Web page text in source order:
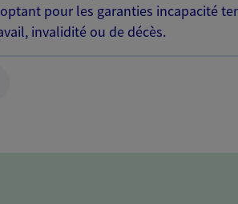
pour les garanties incapacité
invalidité ou de décès.